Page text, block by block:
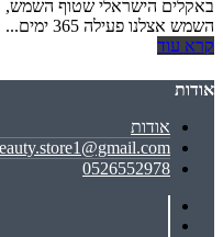
באקלים הישראלי שטוף השמש,
השמש אצלנו פעילה 365 ימים...
קרא עוד
אודות
אודות
0526552978